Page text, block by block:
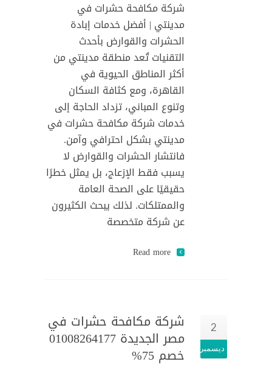
شركة مكافحة حشرات في
مدينتي | أفضل خدمات إبادة
الحشرات والقوارض بأحدث
التقنيات تُعد منطقة مدينتي من
أكثر المناطق الحيوية في
القاهرة، ومع كثافة السكان
وتنوع المباني، تزداد الحاجة إلى
خدمات شركة مكافحة حشرات في
مدينتي بشكل احترافي وآمن.
فانتشار الحشرات والقوارض لا
يسبب فقط الإزعاج، بل يمثل خطرًا
حقيقيًا على الصحة العامة
والممتلكات. لذلك يبحث الكثيرون
عن شركة متخصصة
Read more
2
ديسمبر
شركة مكافحة حشرات في
مصر الجديدة 01008264177
خصم 75%